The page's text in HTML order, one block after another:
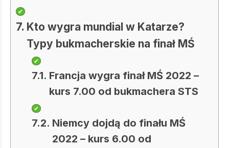
Kto wygra mundial w Katarze?
Typy bukmacherskie na finał MŚ
Francja wygra finał MŚ 2022 –
kurs 7.00 od bukmachera STS
Niemcy dojdą do finału MŚ
2022 – kurs 6.00 od